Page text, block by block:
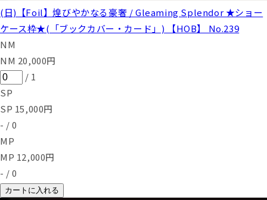
(日)【Foil】煌びやかなる豪奢 / Gleaming Splendor ★ショー
ケース枠★(「ブックカバー・カード」) 【HOB】 No.239
NM
NM 20,000円
/ 1
SP
SP 15,000円
- / 0
MP
MP 12,000円
- / 0
カートに入れる